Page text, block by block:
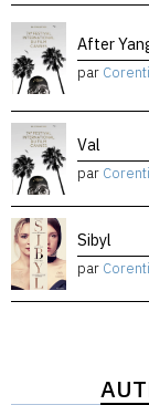
After
par
Val
par
Sibyl
par